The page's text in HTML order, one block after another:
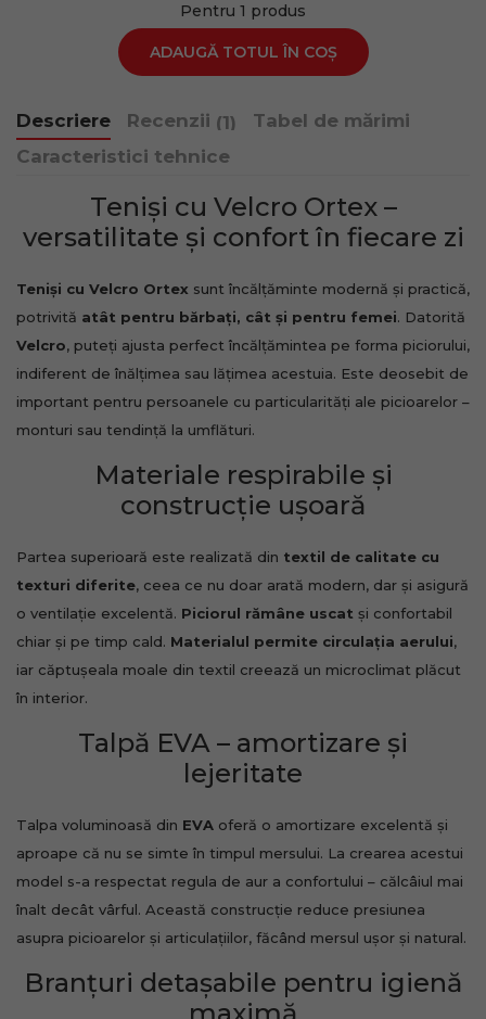
Pentru 1 produs
ADAUGĂ TOTUL ÎN COȘ
Descriere Recenzii (1)
Tabel de mărimi
Caracteristici tehnice
Teniși cu Velcro Ortex –
versatilitate și confort în fiecare zi
Teniși cu Velcro Ortex sunt încălțăminte modernă și practică,
potrivită atât pentru bărbați, cât și pentru femei. Datorită
Velcro, puteți ajusta perfect încălțămintea pe forma piciorului,
indiferent de înălțimea sau lățimea acestuia. Este deosebit de
important pentru persoanele cu particularități ale picioarelor –
monturi sau tendință la umflături.
Materiale respirabile și
construcție ușoară
Partea superioară este realizată din textil de calitate cu
texturi diferite, ceea ce nu doar arată modern, dar și asigură
o ventilație excelentă. Piciorul rămâne uscat și confortabil
chiar și pe timp cald. Materialul permite circulația aerului,
iar căptușeala moale din textil creează un microclimat plăcut
în interior.
Talpă EVA – amortizare și
lejeritate
Talpa voluminoasă din EVA oferă o amortizare excelentă și
aproape că nu se simte în timpul mersului. La crearea acestui
model s-a respectat regula de aur a confortului – călcâiul mai
înalt decât vârful. Această construcție reduce presiunea
asupra picioarelor și articulațiilor, făcând mersul ușor și natural.
Branțuri detașabile pentru igienă